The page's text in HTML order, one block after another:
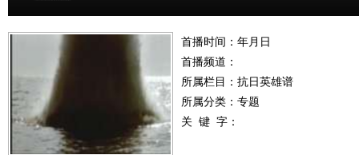
首播时间：年月日
首播频道：
所属栏目： 抗日英雄谱
所属分类：专题
关 键 字：